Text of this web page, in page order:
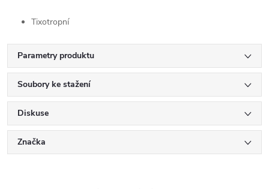
Tixotropní
Parametry produktu
Soubory ke stažení
Diskuse
Značka